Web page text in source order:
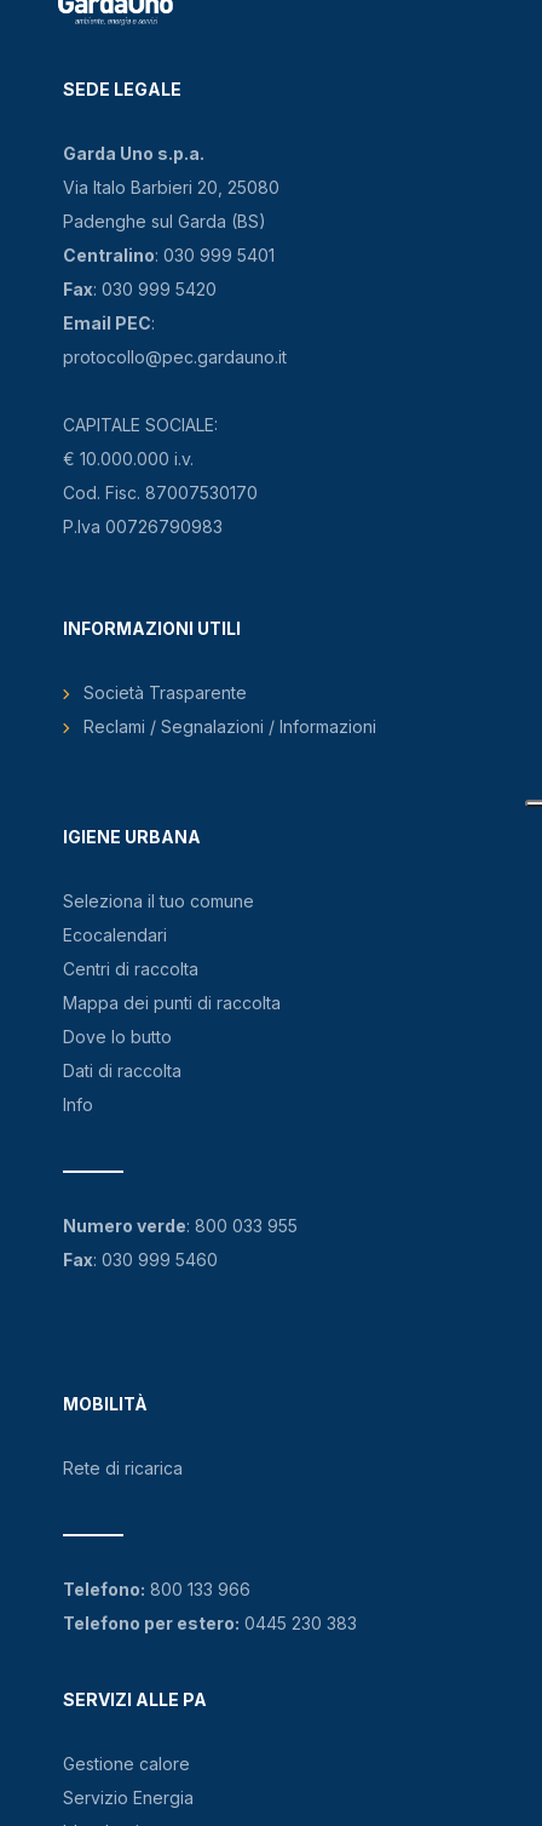
SEDE LEGALE
Garda Uno s.p.a.
Via Italo Barbieri 20, 25080
Padenghe sul Garda (BS)
Centralino: 030 999 5401
Fax: 030 999 5420
Email PEC:
protocollo@pec.gardauno.it
CAPITALE SOCIALE:
€ 10.000.000 i.v.
Cod. Fisc. 87007530170
P.Iva 00726790983
IGIENE URBANA
Seleziona il tuo comune
Ecocalendari
Centri di raccolta
Mappa dei punti di raccolta
Dove lo butto
Dati di raccolta
Info
MOBILITÀ
Rete di ricarica
SERVIZI ALLE PA
Gestione calore
Servizio Energia
INFORMAZIONI UTILI
Società Trasparente
Reclami / Segnalazioni / Informazioni
Numero verde: 800 033 955
Fax: 030 999 5460
Telefono: 800 133 966
Telefono per estero: 0445 230 383